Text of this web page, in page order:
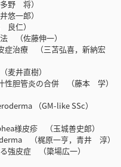
野 将）
一郎）
仁）
（佐藤伸一）
治療 （三苫弘喜，新納宏
井直樹）
胆管炎の合併 （藤本 学）
（GM-like SSc）
様皮疹 （玉城善史郎）
（梶原一亨，青井 淳）
強皮症 （簗場広一）